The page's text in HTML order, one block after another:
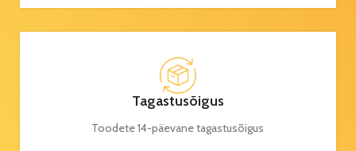
Tagastusõigus
Toodete 14-päevane tagastusõigus